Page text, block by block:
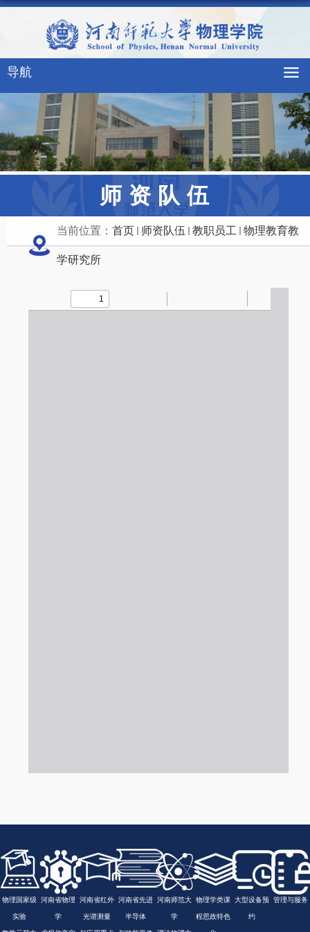
导航
师资队伍
当前位置： 首页 师资队伍 教职员工 物理教育教
学研究所
物理国家级
实验
河南省物理
学
河南省红外
光谱测量
河南省先进
半导体
河南师范大
学
物理学类课
程思政特色
大型设备预
约
管理与服务